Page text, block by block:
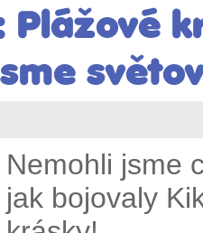
Plážové
Nemohli jsme
jak bojovaly